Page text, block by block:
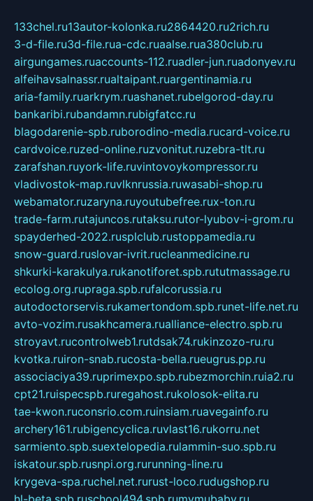
133chel.ru13autor-kolonka.ru2864420.ru2rich.ru
3-d-file.ru3d-file.rua-cdc.ruaalse.rua380club.ru
airgungames.ruaccounts-112.ruadler-jun.ruadonyev.ru
alfeihavsalnassr.rualtaipant.ruargentinamia.ru
aria-family.ruarkrym.ruashanet.rubelgorod-day.ru
bankaribi.rubandamn.rubigfatcc.ru
blagodarenie-spb.ruborodino-media.rucard-voice.ru
cardvoice.ruzed-online.ruzvonitut.ruzebra-tlt.ru
zarafshan.ruyork-life.ruvintovoykompressor.ru
vladivostok-map.ruvlknrussia.ruwasabi-shop.ru
webamator.ruzaryna.ruyoutubefree.rux-ton.ru
trade-farm.rutajuncos.rutaksu.rutor-lyubov-i-grom.ru
spayderhed-2022.rusplclub.rustoppamedia.ru
snow-guard.ruslovar-ivrit.rucleanmedicine.ru
shkurki-karakulya.rukanotiforet.spb.rututmassage.ru
ecolog.org.rupraga.spb.rufalcorussia.ru
autodoctorservis.rukamertondom.spb.runet-life.net.ru
avto-vozim.rusakhcamera.rualliance-electro.spb.ru
stroyavt.rucontrolweb1.rutdsak74.rukinzozo-ru.ru
kvotka.ruiron-snab.rucosta-bella.rueugrus.pp.ru
associaciya39.ruprimexpo.spb.rubezmorchin.ruia2.ru
cpt21.ruispecspb.ruregahost.rukolosok-elita.ru
tae-kwon.ruconsrio.com.ruinsiam.ruavegainfo.ru
archery161.rubigencyclica.ruvlast16.rukorru.net
sarmiento.spb.suextelopedia.rulammin-suo.spb.ru
iskatour.spb.rusnpi.org.rurunning-line.ru
krygeva-spa.ruchel.net.rurust-loco.rudugshop.ru